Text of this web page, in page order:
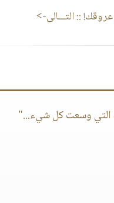
:: التـــالى->
التي وسعت كل شيء..."